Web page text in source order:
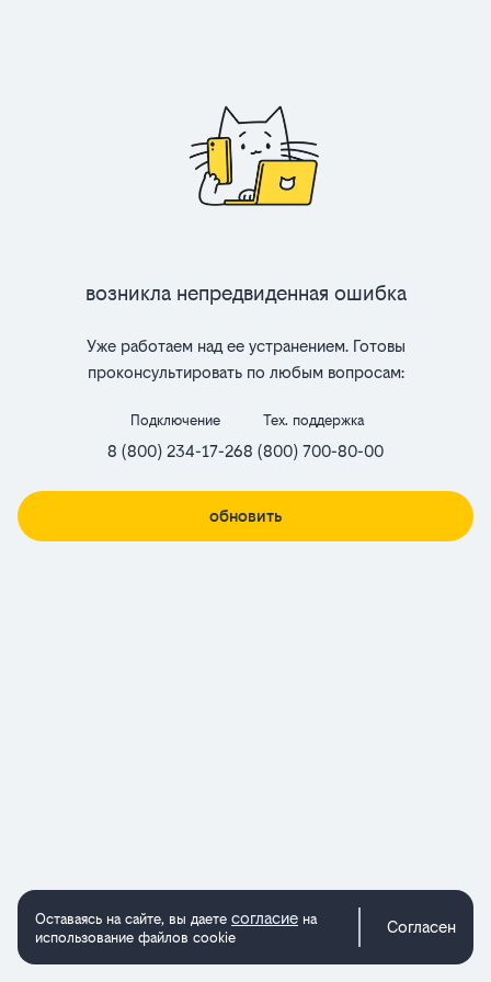
Возникла непредвиденная ошибка
Уже работаем над ее устранением. Готовы
проконсультировать по любым вопросам:
Подключение
8 (800) 234-17-26
Тех. поддержка
8 (800) 700-80-00
обновить
Оставаясь на сайте, вы даете согласие на
использование файлов cookie
Согласен